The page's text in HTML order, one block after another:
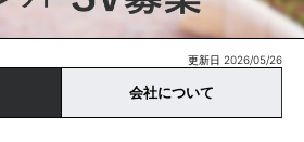
更新日 2026/05/26
会社について